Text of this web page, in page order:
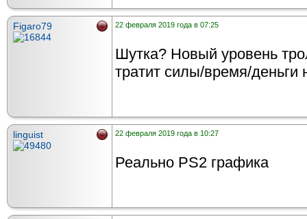
Figaro79 22 февраля 2019 года в 07:25
Шутка? Новый уровень
тратит силы/время/
linguist 22 февраля 2019 года в 10:27
Реально PS2 графика